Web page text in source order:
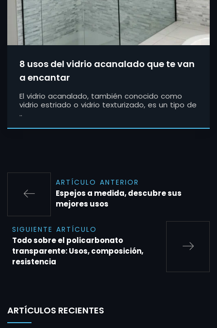
8 usos del vidrio acanalado que te van
a encantar
El vidrio acanalado, también conocido como
vidrio estriado o vidrio texturizado, es un tipo de
..
ARTÍCULO ANTERIOR
Espejos a medida, descubre sus
mejores usos
SIGUIENTE ARTÍCULO
Todo sobre el policarbonato
transparente: Usos, composición,
resistencia
ARTÍCULOS RECIENTES